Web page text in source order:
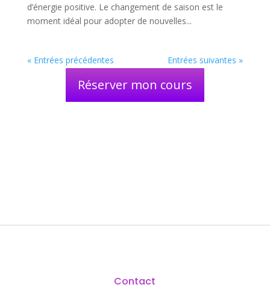
d’énergie positive. Le changement de saison est le
moment idéal pour adopter de nouvelles...
« Entrées précédentes Entrées suivantes »
Réserver mon cours
Contact